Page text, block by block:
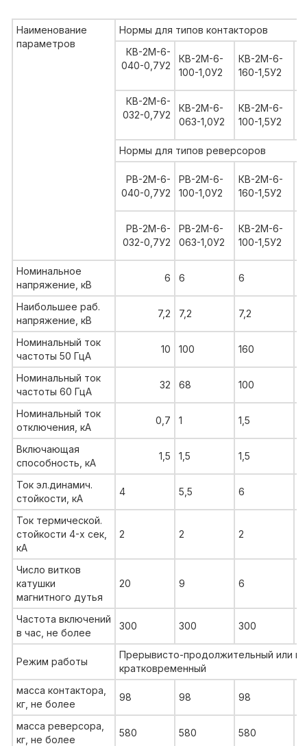
Наименование
параметров
Нормы для типов контакторов
КВ-2М-6-
040-0,7У2
КВ-2М-6-
100-1,0У2
КВ-2М-6-
160-1,5У2
КВ-2М-6-
032-0,7У2
КВ-2М-6-
063-1,0У2
КВ-2М-6-
100-1,5У2
Нормы для типов реверсоров
РВ-2М-6-
040-0,7У2
РВ-2М-6-
100-1,0У2
КВ-2М-6-
160-1,5У2
РВ-2М-6-
032-0,7У2
РВ-2М-6-
063-1,0У2
КВ-2М-6-
100-1,5У2
Номинальное
напряжение, кВ
6 6 6
Наибольшее раб.
напряжение, кВ
7,2 7,2 7,2
Номинальный ток
частоты 50 ГцА
10 100 160
Номинальный ток
частоты 60 ГцА
32 68 100
Номинальный ток
отключения, кА
0,7 1 1,5
Включающая
способность, кА
1,5 1,5 1,5
Ток эл.динамич.
стойкости, кА
4 5,5 6
Ток термической.
стойкости 4-х сек,
кА
2 2 2
Число витков
катушки
магнитного дутья
20 9 6
Частота включений
в час, не более
300 300 300
Режим работы
Прерывисто-продолжительный или
кратковременный
масса контактора,
кг, не более
98 98 98
масса реверсора,
кг, не более
580 580 580